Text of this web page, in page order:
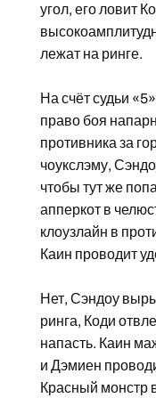
угол, его ловит
лежат на ринге.
На счёт судьи
право боя
противника за
чоукслэму,
чтобы тут же
апперкот в
клоузлайн в
Каин проводит
Нет, Сэндоу
ринга, Коди
напасть. Каин
и Дэмиен
Красный монстр